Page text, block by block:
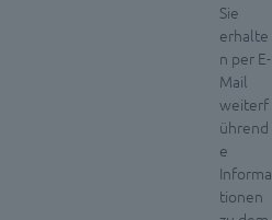
Sie
erhalte
n per E-
Mail
weiterf
ührend
e
Informa
tionen